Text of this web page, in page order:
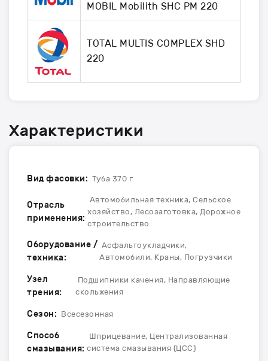
MOBIL Mobilith SHC PM 220
TOTAL MULTIS COMPLEX SHD
220
Характеристики
Вид фасовки: Туба 370 г
Отрасль
применения:
Автомобильная техника, Сельское
хозяйство, Лесозаготовка, Дорожное
строительство
Оборудование /
техника:
Асфальтоукладчики,
Автомобили, Краны, Погрузчики
Узел
трения:
Подшипники качения, Направляющие
скольжения
Сезон: Всесезонная
Способ
смазывания:
Шприцевание, Централизованная
система смазывания (ЦСС)